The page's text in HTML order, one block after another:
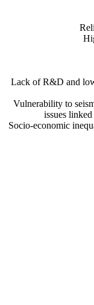
Lack of R&D and
Vulnerability to
issues
Socio-economic